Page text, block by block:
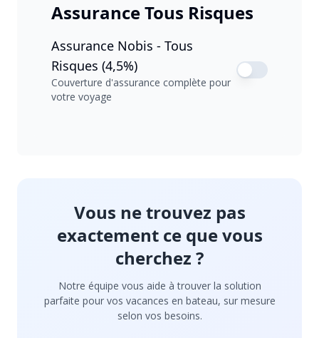
Assurance Tous Risques
Assurance Nobis - Tous
Risques (4,5%)
Couverture d'assurance complète pour
votre voyage
Vous ne trouvez pas
exactement ce que vous
cherchez ?
Notre équipe vous aide à trouver la solution
parfaite pour vos vacances en bateau, sur mesure
selon vos besoins.